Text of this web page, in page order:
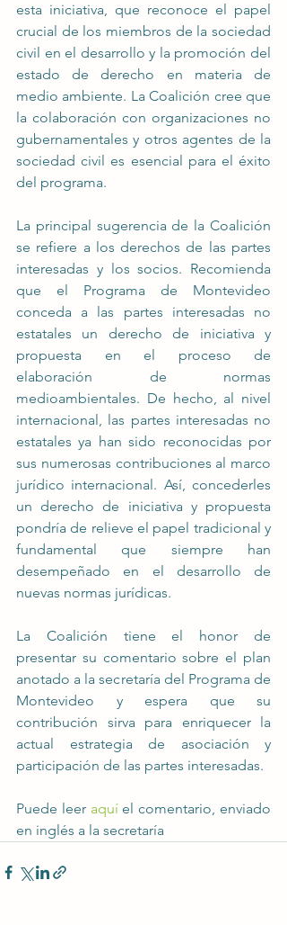
esta iniciativa, que reconoce el papel
crucial de los miembros de la sociedad
civil en el desarrollo y la promoción del
estado de derecho en materia de
medio ambiente. La Coalición cree que
la colaboración con organizaciones no
gubernamentales y otros agentes de la
sociedad civil es esencial para el éxito
del programa.
La principal sugerencia de la Coalición
se refiere a los derechos de las partes
interesadas y los socios. Recomienda
que el Programa de Montevideo
conceda a las partes interesadas no
estatales un derecho de iniciativa y
propuesta en el proceso de
elaboración de normas
medioambientales. De hecho, al nivel
internacional, las partes interesadas no
estatales ya han sido reconocidas por
sus numerosas contribuciones al marco
jurídico internacional. Así, concederles
un derecho de iniciativa y propuesta
pondría de relieve el papel tradicional y
fundamental que siempre han
desempeñado en el desarrollo de
nuevas normas jurídicas.
La Coalición tiene el honor de
presentar su comentario sobre el plan
anotado a la secretaría del Programa de
Montevideo y espera que su
contribución sirva para enriquecer la
actual estrategia de asociación y
participación de las partes interesadas.
Puede leer aquí el comentario, enviado
en inglés a la secretaría